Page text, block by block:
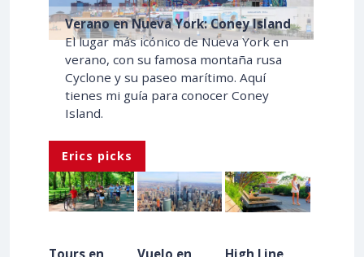
Verano en Nueva York: Coney Island
El lugar más icónico de Nueva York en
verano, con su famosa montaña rusa
Cyclone y su paseo marítimo. Aquí
tienes mi guía para conocer Coney
Island.
Erics picks
Tours en
Vuelo en
High Line